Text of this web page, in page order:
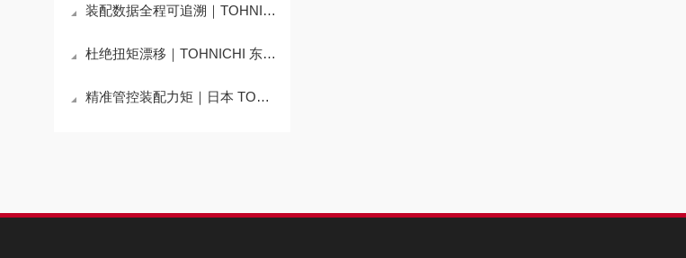
装配数据全程可追溯｜TOHNICHI 东日 无线传输扭力扳手解析
杜绝扭矩漂移｜TOHNICHI 东日 PQL/PCL 预锁式扭力扳手产品特性与应用介绍
精准管控装配力矩｜日本 TOHNICHI QL/QLE2、CL/CLE2 预置式扭力扳手详解